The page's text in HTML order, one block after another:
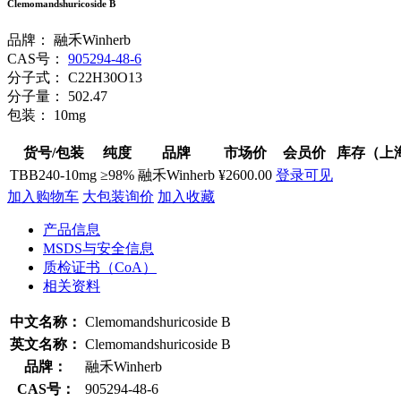
Clemomandshuricoside B
品牌：
融禾Winherb
CAS号：
905294-48-6
分子式：
C22H30O13
分子量：
502.47
包装：
10mg
货号/包装 纯度 品牌 市场价 会员价 库存（上
TBB240-10mg ≥98% 融禾Winherb ¥2600.00 登录可见
加入购物车 大包装询价 加入收藏
产品信息
MSDS与安全信息
质检证书（CoA）
相关资料
中文名称： Clemomandshuricoside B
英文名称： Clemomandshuricoside B
品牌：
融禾Winherb
CAS号：
905294-48-6